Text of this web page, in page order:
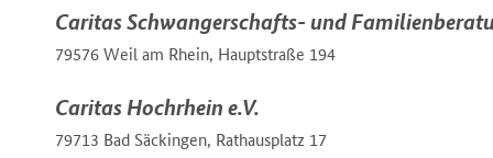
Caritas Schwangerschafts- und
79576 Weil am Rhein, Hauptstraße 194
Caritas Hochrhein e.V.
79713 Bad Säckingen, Rathausplatz 17